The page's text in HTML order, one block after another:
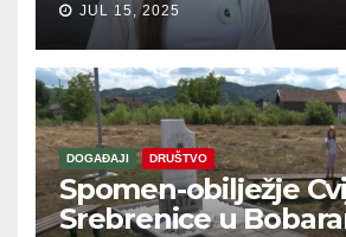
JUL 15, 2025
DOGAĐAJI DRUŠTVO
Spomen-obilježje
Srebrenice u